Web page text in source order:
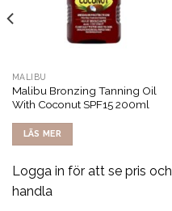
MALIBU
Malibu Bronzing Tanning Oil
With Coconut SPF15 200ml
LÄS MER
Logga in för att se pris och
handla